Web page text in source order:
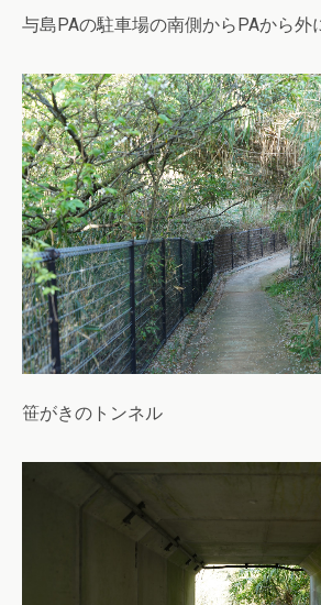
与島PAの駐車場の南側からPAから外
笹がきのトンネル